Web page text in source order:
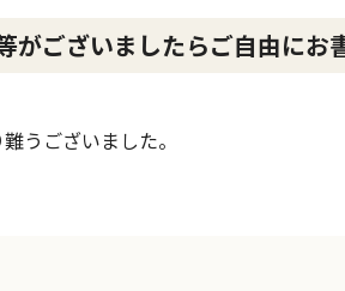
がございましたらご自由にお
うございました。